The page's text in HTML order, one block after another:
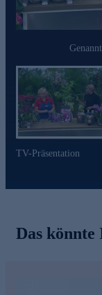
TV-Präsentation
Das könnte